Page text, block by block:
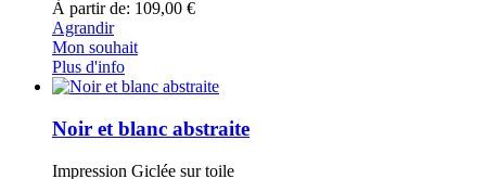
À partir de: 109,00 €
Agrandir
Mon souhait
Plus d'info
Noir et blanc abstraite
Impression Giclée sur toile